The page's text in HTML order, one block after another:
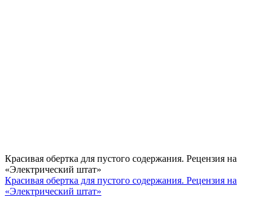
Красивая обертка для пустого содержания. Рецензия на
«Электрический штат»
Красивая обертка для пустого содержания. Рецензия на
«Электрический штат»